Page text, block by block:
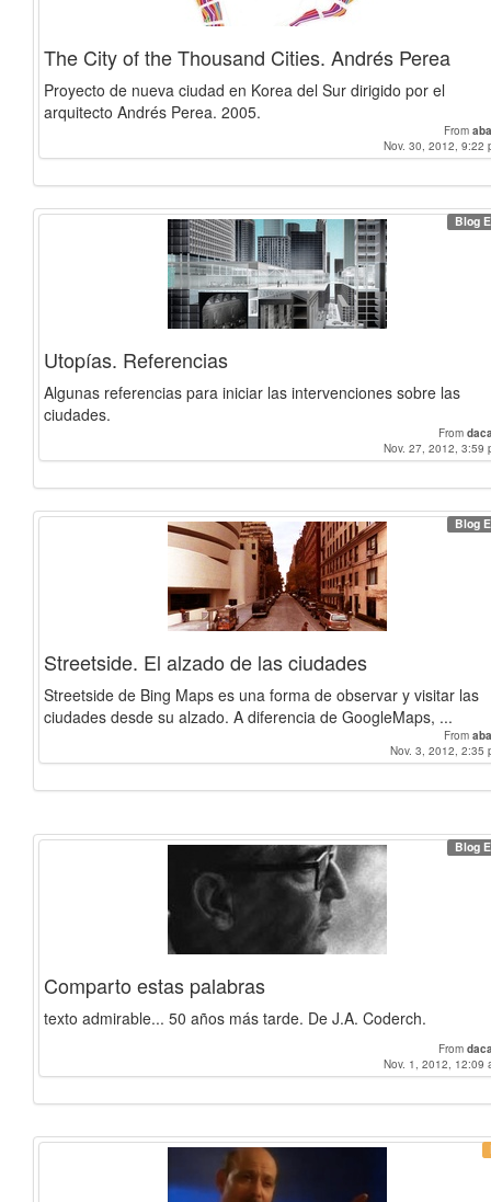
The City of the Thousand Cities. Andrés Perea
Proyecto de nueva ciudad en Korea del Sur dirigido por el
arquitecto Andrés Perea. 2005.
From
Nov. 30, 2012, 9:22
Blog
Utopías. Referencias
Algunas referencias para iniciar las intervenciones sobre las
ciudades.
From
Nov. 27, 2012, 3:59
Blog
Streetside. El alzado de las ciudades
Streetside de Bing Maps es una forma de observar y visitar las
ciudades desde su alzado. A diferencia de GoogleMaps, ...
From
Nov. 3, 2012, 2:35
Blog
Comparto estas palabras
texto admirable... 50 años más tarde. De J.A. Coderch.
From
Nov. 1, 2012, 12:09